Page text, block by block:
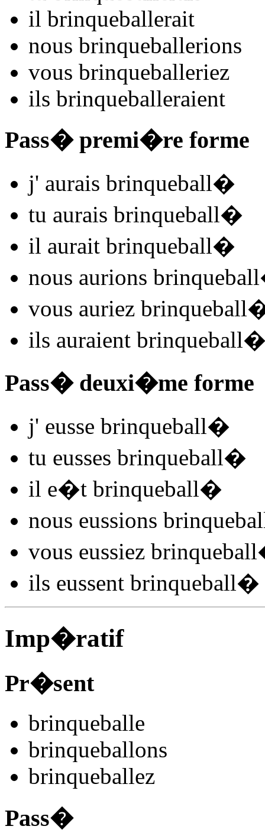
il brinqueballerait
nous brinqueballerions
vous brinqueballeriez
ils brinqueballeraient
Pass� premi�re forme
j' aurais brinqueball�
tu aurais brinqueball�
il aurait brinqueball�
nous aurions brinqueball
vous auriez brinqueball
ils auraient brinqueball
Pass� deuxi�me forme
j' eusse brinqueball�
tu eusses brinqueball�
il e�t brinqueball�
nous eussions
vous eussiez brinqueball
ils eussent brinqueball�
Imp�ratif
Pr�sent
brinqueballe
brinqueballons
brinqueballez
Pass�